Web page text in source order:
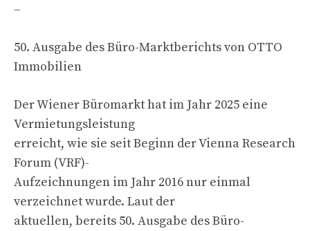
–
50. Ausgabe des Büro-Marktberichts von OTTO
Immobilien
Der Wiener Büromarkt hat im Jahr 2025 eine
Vermietungsleistung
erreicht, wie sie seit Beginn der Vienna Research
Forum (VRF)-
Aufzeichnungen im Jahr 2016 nur einmal
verzeichnet wurde. Laut der
aktuellen, bereits 50. Ausgabe des Büro-